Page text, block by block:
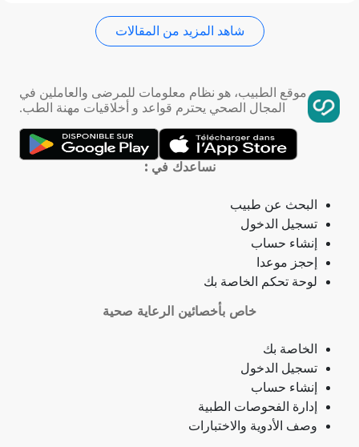
تمدد الأوعية الدموية
التهاب الحلق
ذبحة صدرية (مصطلح لاتيني)
فقدان الشهية
فقدان حاسة الشم
جمرة (أنثراكس)
لامبالاة
حبسة
شاهد المزيد من المقالات
موقع الطبيب، هو نظام معلومات للمرضى والعاملين في
المجال الصحي يحترم قواعد و أخلاقيات مهنة الطب.
نساعدك في :
البحث عن طبيب
تسجيل الدخول
إنشاء حساب
إحجز موعدا
لوحة تحكم الخاصة بك
خاص بأخصائين الرعاية صحية
الخاصة بك
تسجيل الدخول
إنشاء حساب
إدارة الفحوصات الطبية
وصف الأدوية والاختبارات